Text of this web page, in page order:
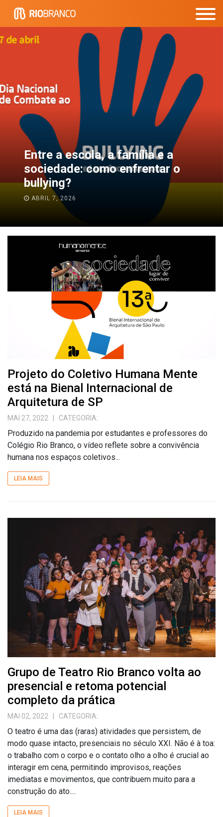
Passagem do Ensino
Fundamental para o Médio:
como tornar mais tranquila essa
transição?
JANEIRO 13, 2026
Projeto do Coletivo Humana Mente
está na Bienal Internacional de
Arquitetura de SP
MAI 27, 2022 | CATEGORIA:
Produzido na pandemia por estudantes e professores do
Colégio Rio Branco, o vídeo reflete sobre a convivência
humana nos espaços coletivos...
LEIA MAIS
Grupo de Teatro Rio Branco volta ao
presencial e retoma potencial
completo da prática
MAI 02, 2022 | CATEGORIA:
O teatro é uma das (raras) atividades que persistem, de
modo quase intacto, presenciais no século XXI. Não é à toa:
o trabalho com o corpo e o contato olho a olho é crucial ao
interagir em cena, permitindo improvisos, reações
imediatas e movimentos, que contribuem muito para a
construção do ato....
LEIA MAIS